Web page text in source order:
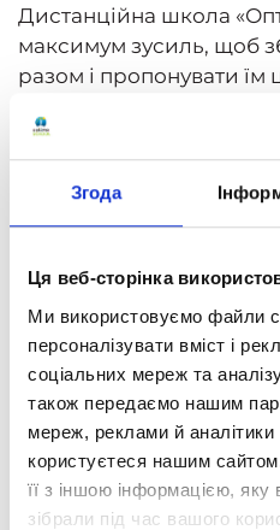
Згода
Ця веб-сторінка
Ми використовуємо файли
персоналізувати вміст і
соціальних мереж та
також передаємо нашим
мереж, реклами й
користуєтеся нашим
її з іншою інформацією,
зібрали під час вашого
Дистанційна школа
максимум зусиль, щоб
разом і пропонувати їм
Нетерпляче чекаємо на
вже готуємо для
Не забувайте